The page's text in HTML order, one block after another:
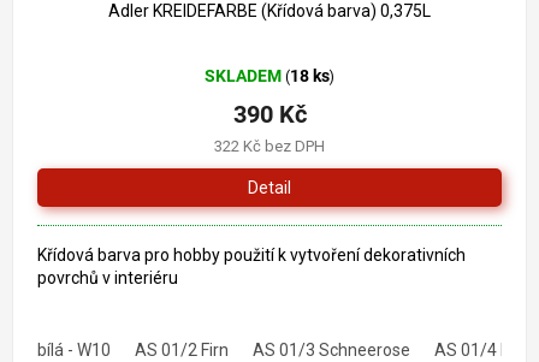
Adler KREIDEFARBE (Křídová barva) 0,375L
hodnocení
produktu
je
5,0
z
5
hvězdiček.
SKLADEM (18 ks)
322 Kč bez DPH
390 Kč
Detail
Křídová barva pro hobby použití k vytvoření dekorativních
povrchů v interiéru
bílá - W10 AS 01/2 Firn AS 01/3 Schneerose AS 01/4